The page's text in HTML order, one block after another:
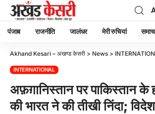
पंजाब राजनीति जालंधर मेरी रुचियां
Akhand Kesari – अखण्ड केसरी > News >
INTERNATIONAL
अफ़ग़ानिस्तान पर पाकिस्तान के
की भारत ने की तीखी निंदा;